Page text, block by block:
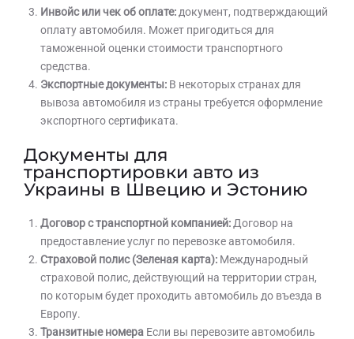
Инвойс или чек об оплате: документ, подтверждающий
оплату автомобиля. Может пригодиться для
таможенной оценки стоимости транспортного
средства.
Экспортные документы: В некоторых странах для
вывоза автомобиля из страны требуется оформление
экспортного сертификата.
Документы для
транспортировки авто из
Украины в Швецию и Эстонию
Договор с транспортной компанией: Договор на
предоставление услуг по перевозке автомобиля.
Страховой полис (Зеленая карта): Международный
страховой полис, действующий на территории стран,
по которым будет проходить автомобиль до въезда в
Европу.
Транзитные номера Если вы перевозите автомобиль